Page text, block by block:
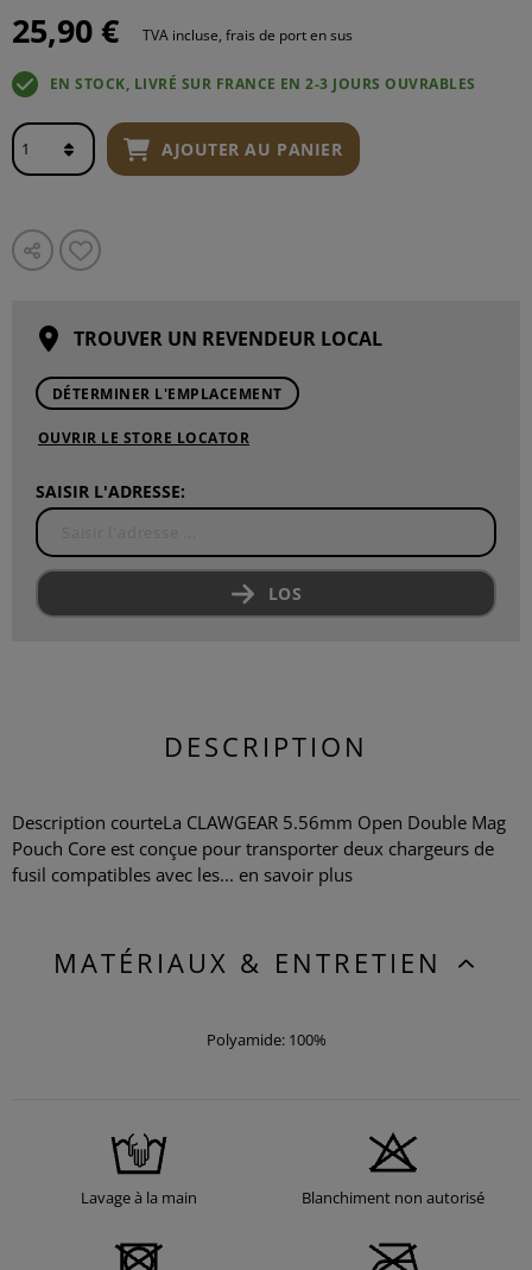
25,90 € TVA incluse, frais de port en sus
EN STOCK, LIVRÉ SUR FRANCE EN 2-3 JOURS OUVRABLES
AJOUTER AU PANIER
TROUVER UN REVENDEUR LOCAL
DÉTERMINER L'EMPLACEMENT
OUVRIR LE STORE LOCATOR
SAISIR L'ADRESSE:
LOS
DESCRIPTION
Description courteLa CLAWGEAR 5.56mm Open Double Mag
Pouch Core est conçue pour transporter deux chargeurs de
fusil compatibles avec les... en savoir plus
MATÉRIAUX & ENTRETIEN
Polyamide: 100%
Lavage à la main Blanchiment non autorisé